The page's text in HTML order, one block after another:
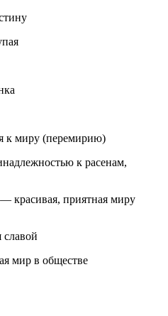
миру (перемирию)
к расенам,
приятная миру
в обществе